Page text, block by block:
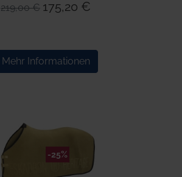
219,00 € 175,20 €
Mehr Informationen
-25%